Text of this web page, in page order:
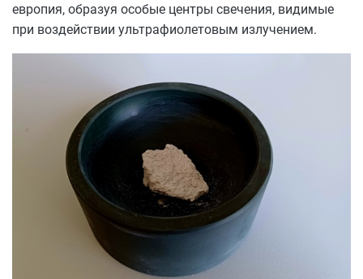
европия, образуя особые центры свечения, видимые
при воздействии ультрафиолетовым излучением.